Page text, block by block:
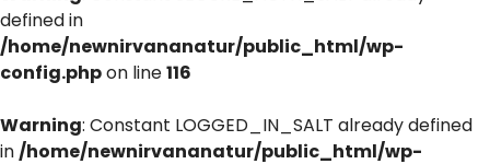
defined in
/home/newnirvananatur/public_html/wp-
config.phpon line116
Warning: Constant LOGGED_IN_SALT already defined
in/home/newnirvananatur/public_html/wp-